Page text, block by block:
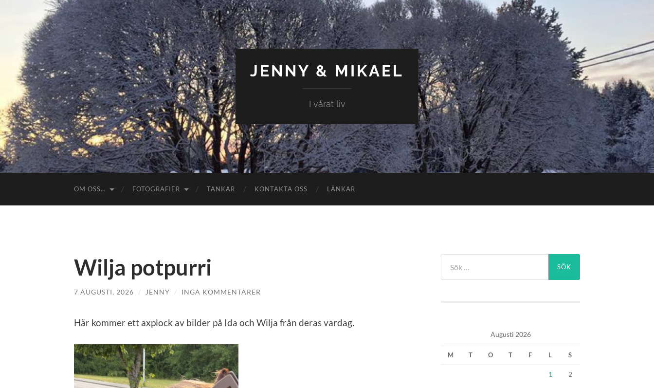
JENNY & MIKAEL
I vårat liv
OM OSS… FOTOGRAFIER TANKAR KONTAKTA OSS LÄNKAR
Wilja potpurri
7 AUGUSTI, 2026 / JENNY / INGA KOMMENTARER
Här kommer ett axplock av bilder på Ida och Wilja från deras vardag.
efter:
Augusti 2026
M T O T F L S
1 2